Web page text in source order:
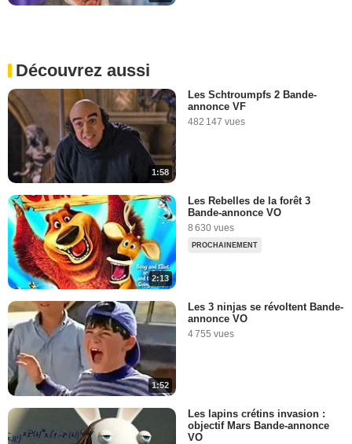
Découvrez aussi
1:58
Les Schtroumpfs 2 Bande-
annonce VF
482 147 vues
2:13
Les Rebelles de la forêt 3
Bande-annonce VO
8 630 vues
PROCHAINEMENT
1:52
Les 3 ninjas se révoltent Bande-
annonce VO
4 755 vues
Les lapins crétins invasion :
objectif Mars Bande-annonce
VO